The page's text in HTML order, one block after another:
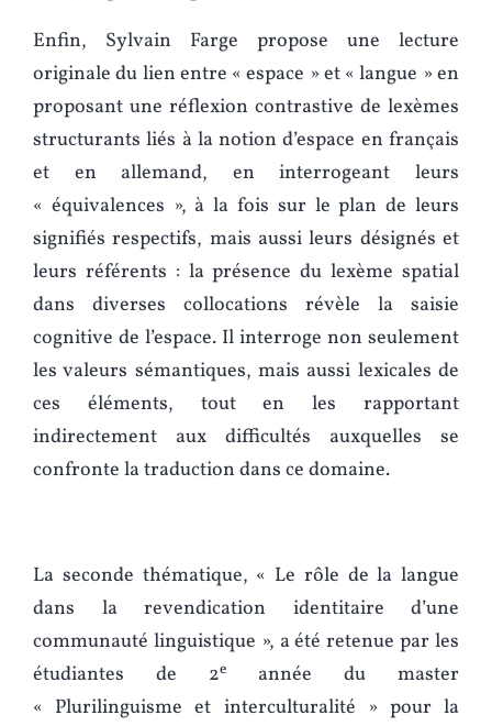
Enfin, Sylvain Farge propose une lecture
originale du lien entre « espace » et « langue » en
proposant une réflexion contrastive de lexèmes
structurants liés à la notion d’espace en français
et en allemand, en interrogeant leurs
« équivalences », à la fois sur le plan de leurs
signifiés respectifs, mais aussi leurs désignés et
leurs référents : la présence du lexème spatial
dans diverses collocations révèle la saisie
cognitive de l’espace. Il interroge non seulement
les valeurs sémantiques, mais aussi lexicales de
ces éléments, tout en les rapportant
indirectement aux difficultés auxquelles se
confronte la traduction dans ce domaine.
La seconde thématique, « Le rôle de la langue
dans la revendication identitaire d’une
communauté linguistique », a été retenue par les
étudiantes de 2e
année du master
« Plurilinguisme et interculturalité » pour la